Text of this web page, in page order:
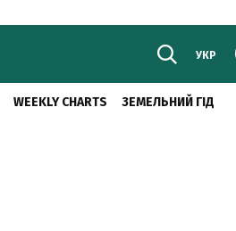
УКР
WEEKLY CHARTS ЗЕМЕЛЬНИЙ ГІД